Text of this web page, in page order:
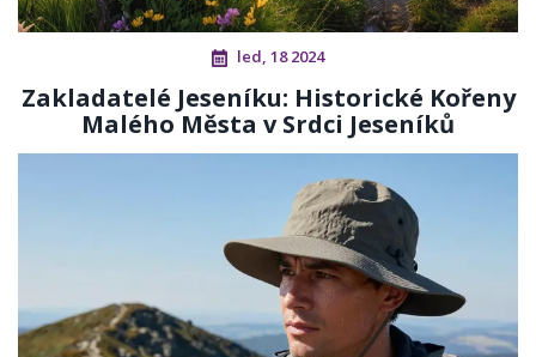
led, 18 2024
Zakladatelé Jeseníku: Historické Kořeny
Malého Města v Srdci Jeseníků